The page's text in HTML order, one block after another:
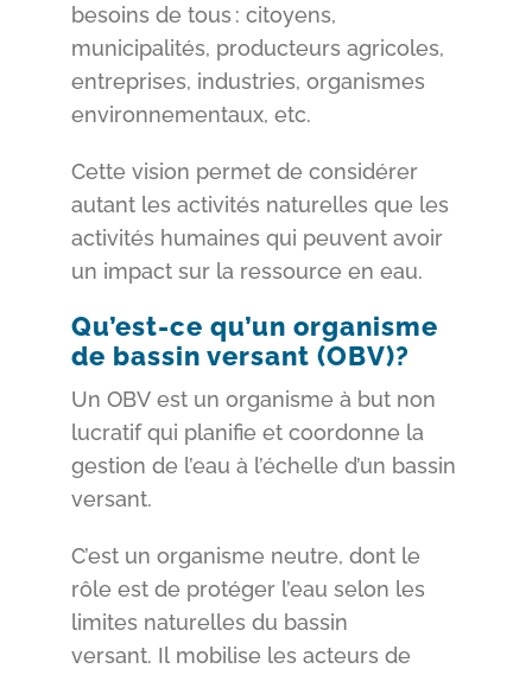
besoins de tous : citoyens,
municipalités, producteurs agricoles,
entreprises, industries, organismes
environnementaux, etc.
Cette vision permet de considérer
autant les activités naturelles que les
activités humaines qui peuvent avoir
un impact sur la ressource en eau.
Qu’est-ce qu’un organisme
de bassin versant (OBV)?
Un OBV est un organisme à but non
lucratif qui planifie et coordonne la
gestion de l’eau à l’échelle d’un bassin
versant.
C’est un organisme neutre, dont le
rôle est de protéger l’eau selon les
limites naturelles du bassin
versant. Il mobilise les acteurs de